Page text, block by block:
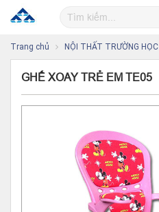
Trang chủ NỘI THẤT TRƯỜNG HỌC
GHẾ XOAY TRẺ EM TE05